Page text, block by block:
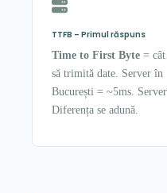
TTFB – Primul răspuns
Time to First Byte = cât
să trimită date. Server în
București = ~5ms.
Diferența se adună.